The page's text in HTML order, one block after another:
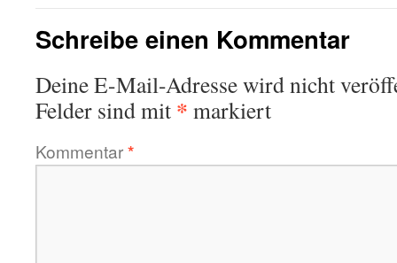
Schreibe einen Kommentar
Deine E-Mail-Adresse wird nicht
Felder sind mit * markiert
Kommentar*